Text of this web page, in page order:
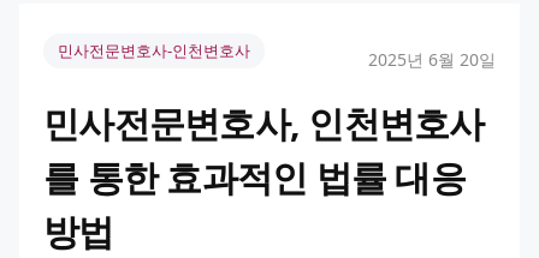
민사전문변호사-인천변호사 2025년 6월 20일
민사전문변호사, 인천변호사
를 통한 효과적인 법률 대응
방법